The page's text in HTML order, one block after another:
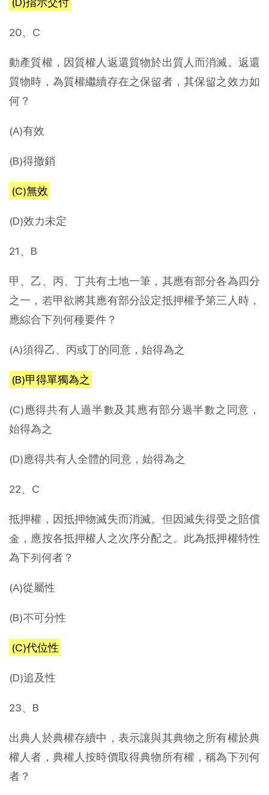
20、C
動產質權，因質權人返還質物於出質人而消滅。返還
質物時，為質權繼續存在之保留者，其保留之效力如
何？
(A)有效
(B)得撤銷
(C)無效
(D)效力未定
21、B
甲、乙、丙、丁共有土地一筆，其應有部分各為四分
之一，若甲欲將其應有部分設定抵押權予第三人時，
應綜合下列何種要件？
(A)須得乙、丙或丁的同意，始得為之
(B)甲得單獨為之
(C)應得共有人過半數及其應有部分過半數之同意，
始得為之
(D)應得共有人全體的同意，始得為之
22、C
抵押權，因抵押物滅失而消滅。但因滅失得受之賠償
金，應按各抵押權人之次序分配之。此為抵押權特性
為下列何者？
(A)從屬性
(B)不可分性
(C)代位性
(D)追及性
23、B
出典人於典權存續中，表示讓與其典物之所有權於典
權人者，典權人按時價取得典物所有權，稱為下列何
者？